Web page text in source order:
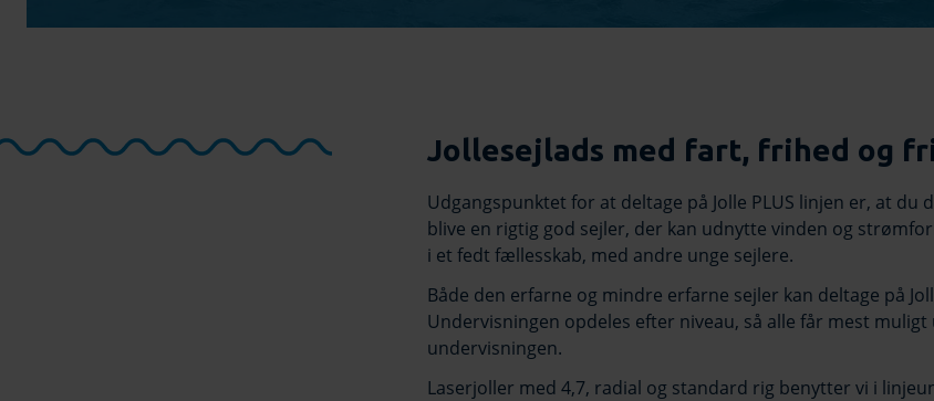
Jollesejlads med fart, frihed og
Udgangspunktet for at deltage på Jolle PLUS linjen er, at du
blive en rigtig god sejler, der kan udnytte vinden og
i et fedt fællesskab, med andre unge sejlere.
Både den erfarne og mindre erfarne sejler kan deltage på
Undervisningen opdeles efter niveau, så alle får mest muligt
undervisningen.
Laserjoller med 4,7, radial og standard rig benytter vi i